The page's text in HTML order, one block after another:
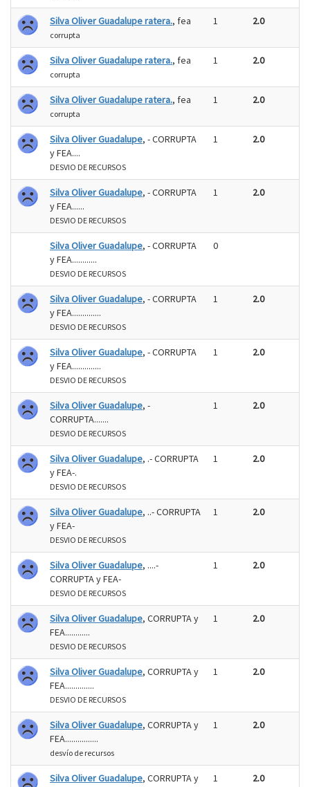
Silva Oliver Guadalupe ratera., fea
corrupta
1 2.0
Silva Oliver Guadalupe ratera., fea
corrupta
1 2.0
Silva Oliver Guadalupe ratera., fea
corrupta
1 2.0
Silva Oliver Guadalupe, - CORRUPTA
y FEA....
DESVIO DE RECURSOS
1 2.0
Silva Oliver Guadalupe, - CORRUPTA
y FEA......
DESVIO DE RECURSOS
1 2.0
Silva Oliver Guadalupe, - CORRUPTA
y FEA............
DESVIO DE RECURSOS
0
Silva Oliver Guadalupe, - CORRUPTA
y FEA..............
DESVIO DE RECURSOS
1 2.0
Silva Oliver Guadalupe, - CORRUPTA
y FEA..............
DESVIO DE RECURSOS
1 2.0
Silva Oliver Guadalupe, -
CORRUPTA.......
DESVIO DE RECURSOS
1 2.0
Silva Oliver Guadalupe, .- CORRUPTA
y FEA-.
DESVIO DE RECURSOS
1 2.0
Silva Oliver Guadalupe, ..- CORRUPTA
y FEA-
DESVIO DE RECURSOS
1 2.0
Silva Oliver Guadalupe, ....-
CORRUPTA y FEA-
DESVIO DE RECURSOS
1 2.0
Silva Oliver Guadalupe, CORRUPTA y
FEA............
DESVIO DE RECURSOS
1 2.0
Silva Oliver Guadalupe, CORRUPTA y
FEA..............
DESVIO DE RECURSOS
1 2.0
Silva Oliver Guadalupe, CORRUPTA y
FEA................
desvío de recursos
1 2.0
Silva Oliver Guadalupe, CORRUPTA y
1 2.0